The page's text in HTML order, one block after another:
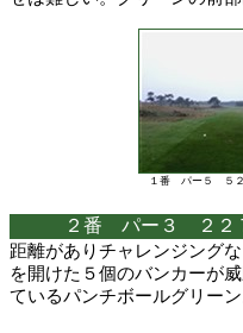
１番 パー５ ５２
２番 パー３ ２２
距離がありチャレンジング
を開けた５個のバンカーが
ているパンチボールグリーン